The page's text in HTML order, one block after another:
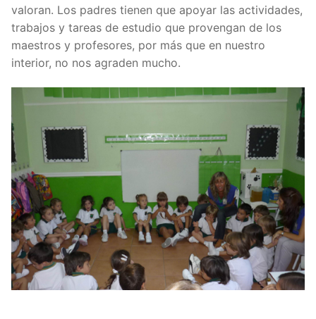
valoran. Los padres tienen que apoyar las actividades,
trabajos y tareas de estudio que provengan de los
maestros y profesores, por más que en nuestro
interior, no nos agraden mucho.